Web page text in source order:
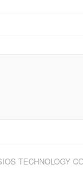
TECHNOLOGY